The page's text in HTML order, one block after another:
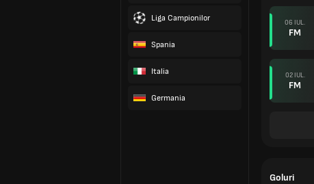
Liga Campionilor
Spania
Italia
Germania
06 IUL.
FM
02 IUL.
FM
Goluri